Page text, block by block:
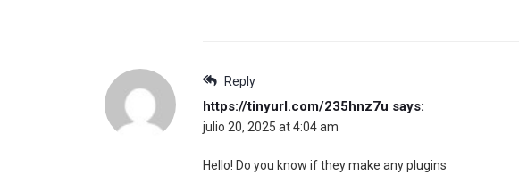
Reply
https://tinyurl.com/235hnz7u says:
julio 20, 2025 at 4:04 am
Hello! Do you know if they make any plugins